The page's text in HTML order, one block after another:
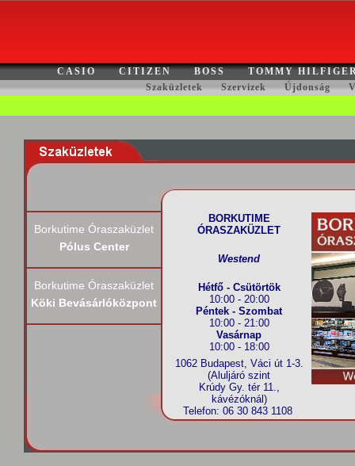
CASIO CITIZEN BOSS
TOMMY
Szaküzletek
Szervizek Újdonság
Borkutime Óraszaküzlet
Pólus Center
Borkutime Óraszaküzlet
Köki Bevásárlóközpont
BORKUTIME
ÓRASZAKÜZLET
Westend
Hétfő - Csütörtök
10:00 - 20:00
Péntek - Szombat
10:00 - 21:00
Vasárnap
10:00 - 18:00
1062 Budapest, Váci út 1-3.
(Aluljáró szint
Krúdy Gy. tér 11.,
kávézóknál)
Telefon: 06 30 843 1108